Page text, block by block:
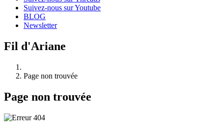
Suivez-nous sur Youtube
BLOG
Newsletter
Fil d'Ariane
Page non trouvée
Page non trouvée